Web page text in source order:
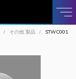
その他 製品 STWC001